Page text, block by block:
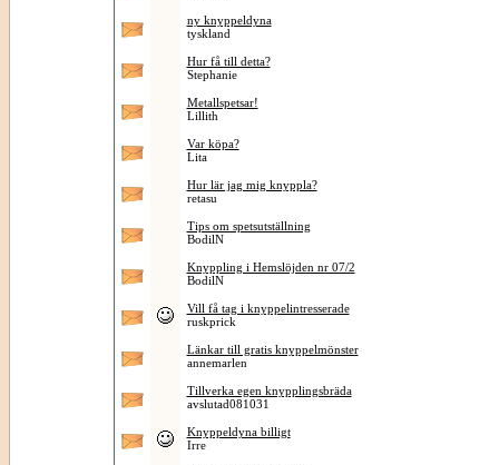
ny knyppeldyna
tyskland
Hur få till detta?
Stephanie
Metallspetsar!
Lillith
Var köpa?
Lita
Hur lär jag mig knyppla?
retasu
Tips om spetsutställning
BodilN
Knyppling i Hemslöjden nr 07/2
BodilN
Vill få tag i knyppelintresserade
ruskprick
Länkar till gratis knyppelmönster
annemarlen
Tillverka egen knypplingsbräda
avslutad081031
Knyppeldyna billigt
Irre